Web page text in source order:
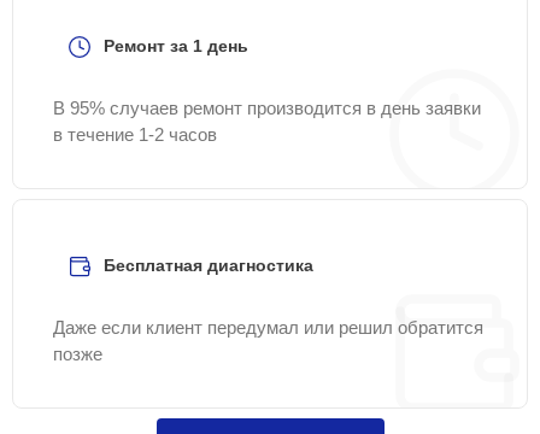
Ремонт за 1 день
В 95% случаев ремонт производится в день заявки
в течение 1-2 часов
Бесплатная диагностика
Даже если клиент передумал или решил обратится
позже